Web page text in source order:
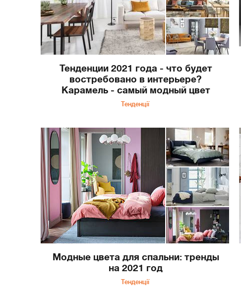
Тенденции 2021 года - что будет
востребовано в интерьере?
Карамель - самый модный цвет
Тенденції
Модные цвета для спальни: тренды
на 2021 год
Тенденції